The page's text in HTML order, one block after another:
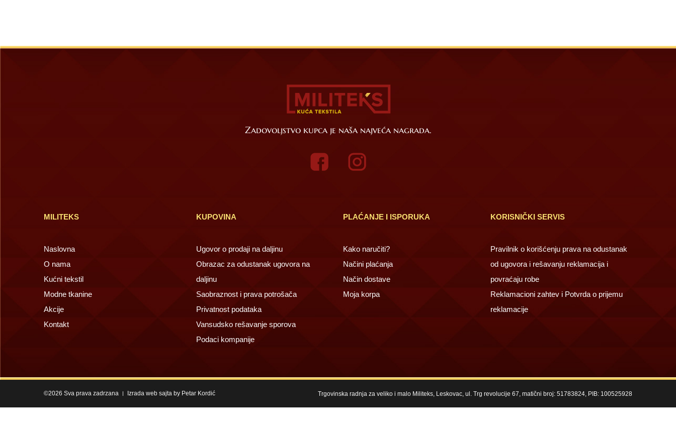
Zadovoljstvo kupca je naša najveća nagrada.
MILITEKS
Naslovna
O nama
Kućni tekstil
Modne tkanine
Akcije
Kontakt
KUPOVINA
Ugovor o prodaji na daljinu
Obrazac za odustanak ugovora na
daljinu
Saobraznost i prava potrošača
Privatnost podataka
Vansudsko rešavanje sporova
Podaci kompanije
PLAĆANJE I ISPORUKA
Kako naručiti?
Načini plaćanja
Način dostave
Moja korpa
KORISNIČKI SERVIS
Pravilnik o korišćenju prava na odustanak
od ugovora i rešavanju reklamacija i
povraćaju robe
Reklamacioni zahtev i Potvrda o prijemu
reklamacije
©2026 Sva prava zadrzana Izrada web sajta by Petar Kordić Trgovinska radnja za veliko i malo Militeks, Leskovac, ul. Trg revolucije 67, matični broj: 51783824, PIB: 100525928